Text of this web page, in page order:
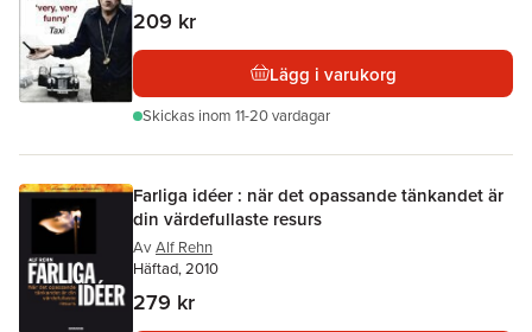
209 kr
Lägg i varukorg
Skickas inom 11-20 vardagar
Farliga idéer : när det opassande tänkandet är
din värdefullaste resurs
Av Alf Rehn
Häftad, 2010
279 kr